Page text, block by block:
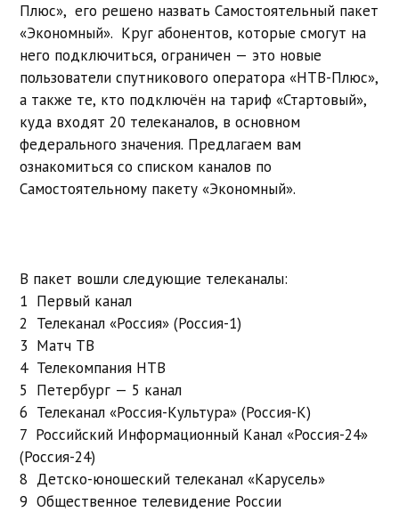
Плюс», его решено назвать Самостоятельный пакет
«Экономный». Круг абонентов, которые смогут на
него подключиться, ограничен — это новые
пользователи спутникового оператора «НТВ-Плюс»,
а также те, кто подключён на тариф «Стартовый»,
куда входят 20 телеканалов, в основном
федерального значения. Предлагаем вам
ознакомиться со списком каналов по
Самостоятельному пакету «Экономный».
В пакет вошли следующие телеканалы:
1 Первый канал
2 Телеканал «Россия» (Россия-1)
3 Матч ТВ
4 Телекомпания НТВ
5 Петербург — 5 канал
6 Телеканал «Россия-Культура» (Россия-К)
7 Российский Информационный Канал «Россия-24»
(Россия-24)
8 Детско-юношеский телеканал «Карусель»
9 Общественное телевидение России